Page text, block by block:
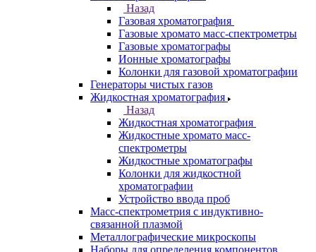
Спектрометры атомно-абсорбционные
Спектрофлуориметры
ЭПР спектрометры
ЯМР-спектрометры
Анализаторы
Назад
Анализаторы
Анализаторы органических веществ
Анализаторы покрытий
Анализаторы размера частиц
Анализаторы ртути
Элементные анализаторы
Газовая хроматография
Назад
Газовая хроматография
Газовые хромато масс-спектрометры
Газовые хроматографы
Ионные хроматографы
Колонки для газовой хроматографии